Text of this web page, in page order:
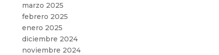
marzo 2025
febrero 2025
enero 2025
diciembre 2024
noviembre 2024